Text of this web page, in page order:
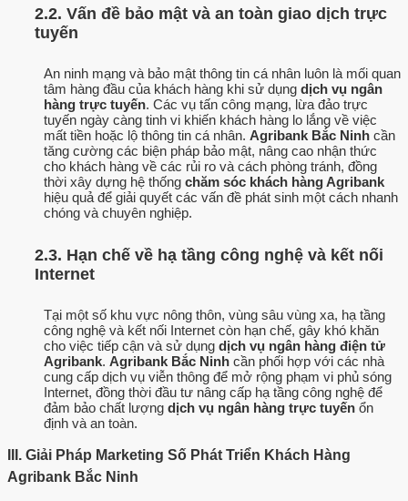
2.2. Vấn đề bảo mật và an toàn giao dịch trực
tuyến
An ninh mạng và bảo mật thông tin cá nhân luôn là mối quan
tâm hàng đầu của khách hàng khi sử dụng dịch vụ ngân
hàng trực tuyến. Các vụ tấn công mạng, lừa đảo trực
tuyến ngày càng tinh vi khiến khách hàng lo lắng về việc
mất tiền hoặc lộ thông tin cá nhân. Agribank Bắc Ninh cần
tăng cường các biện pháp bảo mật, nâng cao nhận thức
cho khách hàng về các rủi ro và cách phòng tránh, đồng
thời xây dựng hệ thống chăm sóc khách hàng Agribank
hiệu quả để giải quyết các vấn đề phát sinh một cách nhanh
chóng và chuyên nghiệp.
2.3. Hạn chế về hạ tầng công nghệ và kết nối
Internet
Tại một số khu vực nông thôn, vùng sâu vùng xa, hạ tầng
công nghệ và kết nối Internet còn hạn chế, gây khó khăn
cho việc tiếp cận và sử dụng dịch vụ ngân hàng điện tử
Agribank. Agribank Bắc Ninh cần phối hợp với các nhà
cung cấp dịch vụ viễn thông để mở rộng phạm vi phủ sóng
Internet, đồng thời đầu tư nâng cấp hạ tầng công nghệ để
đảm bảo chất lượng dịch vụ ngân hàng trực tuyến ổn
định và an toàn.
III. Giải Pháp Marketing Số Phát Triển Khách Hàng
Agribank Bắc Ninh